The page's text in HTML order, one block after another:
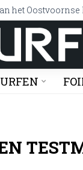
het Oostvoornse